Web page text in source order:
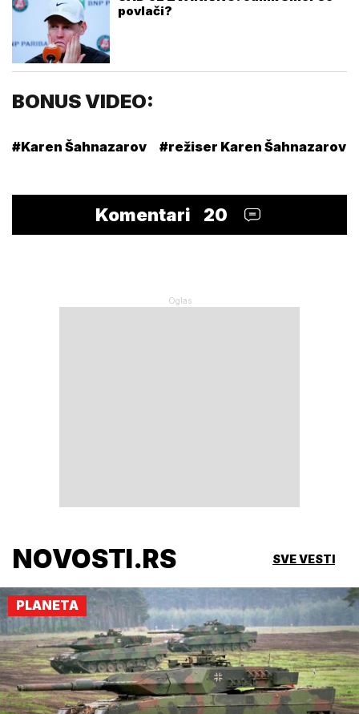
povlači?
BONUS VIDEO:
#Karen Šahnazarov #režiser Karen Šahnazarov
Komentari 20
NOVOSTI.RS SVE VESTI
PLANETA